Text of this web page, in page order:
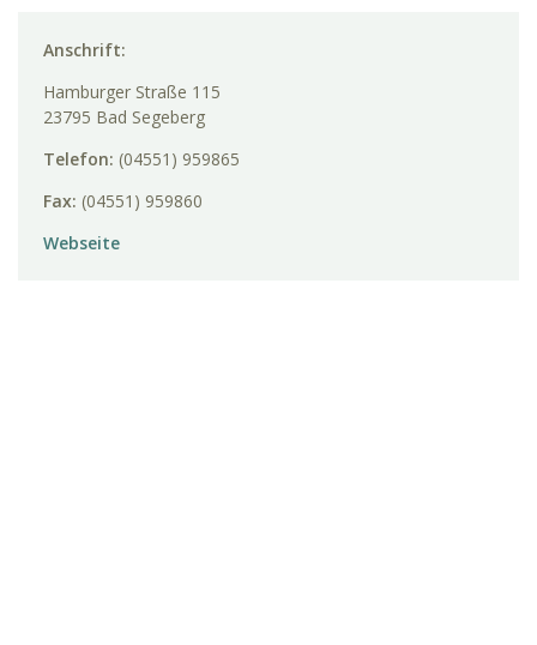
Anschrift:
Hamburger Straße 115
23795 Bad Segeberg
Telefon: (04551) 959865
Fax: (04551) 959860
Webseite